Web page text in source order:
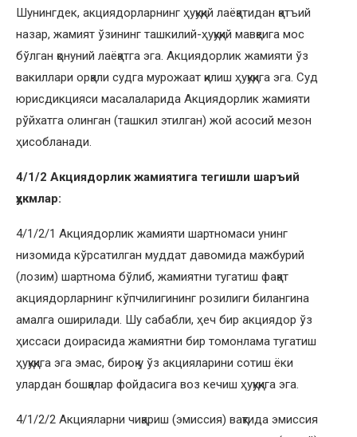
Шунингдек, акциядорларнинг ҳуқуқий лаёқатидан қатъий
назар, жамият ўзининг ташкилий-ҳуқуқий мавқеига мос
бўлган қонуний лаёқатга эга. Акциядорлик жамияти ўз
вакиллари орқали судга мурожаат қилиш ҳуқуқига эга. Суд
юрисдикцияси масалаларида Акциядорлик жамияти
рўйхатга олинган (ташкил этилган) жой асосий мезон
ҳисобланади.
4/1/2 Акциядорлик жамиятига тегишли шаръий
ҳукмлар:
4/1/2/1 Акциядорлик жамияти шартномаси унинг
низомида кўрсатилган муддат давомида мажбурий
(лозим) шартнома бўлиб, жамиятни тугатиш фақат
акциядорларнинг кўпчилигининг розилиги билангина
амалга оширилади. Шу сабабли, ҳеч бир акциядор ўз
ҳиссаси доирасида жамиятни бир томонлама тугатиш
ҳуқуқига эга эмас, бироқ у ўз акцияларини сотиш ёки
улардан бошқалар фойдасига воз кечиш ҳуқуқига эга.
4/1/2/2 Акцияларни чиқариш (эмиссия) вақтида эмиссия